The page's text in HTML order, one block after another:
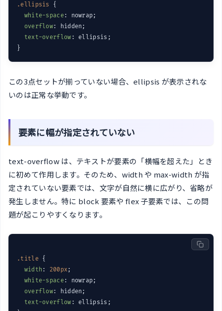
.ellipsis
{
white-space: nowrap;
overflow: hidden;
text-overflow : ellipsis;
この3点セットが揃っていない場合、ellipsis が表示されな
いのは正常な挙動です。
要素に幅が指定されていない
text-overflow は、テキストが要素の「横幅を超えた」とき
に初めて作用します。そのため、width や max-width が指
定されていない要素では、文字が自然に横に広がり、省略が
発生しません。特に block 要素や flex 子要素では、この問
題が起こりやすくなります。
.title {
width : 200px;
white-space: nowrap;
overflow: hidden;
text-overflow : ellipsis;